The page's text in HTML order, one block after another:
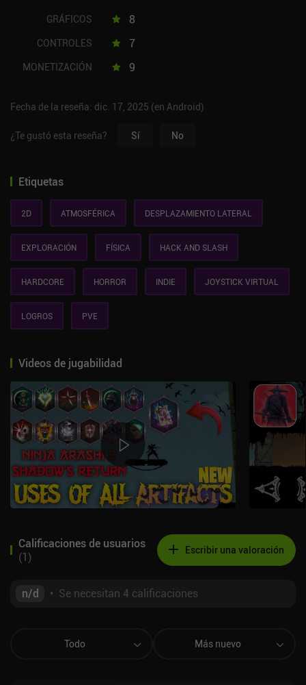
GRÁFICOS 8
CONTROLES 7
MONETIZACIÓN 9
Fecha de la reseña: dic. 17, 2025 (en Android)
¿Te gustó esta reseña? Sí No
Etiquetas
2D ATMOSFÉRICA DESPLAZAMIENTO LATERAL
EXPLORACIÓN FÍSICA HACK AND SLASH
HARDCORE HORROR INDIE JOYSTICK VIRTUAL
LOGROS PVE
Videos de jugabilidad
Calificaciones de usuarios
(1) Escribir una valoración
n/d • Se necesitan 4 calificaciones
Todo Más nuevo